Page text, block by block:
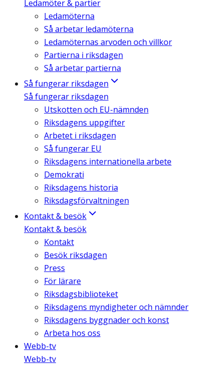
Ledamöter & partier
Ledamöterna
Så arbetar ledamöterna
Ledamöternas arvoden och villkor
Partierna i riksdagen
Så arbetar partierna
Så fungerar riksdagen
Så fungerar riksdagen
Utskotten och EU-nämnden
Riksdagens uppgifter
Arbetet i riksdagen
Så fungerar EU
Riksdagens internationella arbete
Demokrati
Riksdagens historia
Riksdagsförvaltningen
Kontakt & besök
Kontakt & besök
Kontakt
Besök riksdagen
Press
För lärare
Riksdagsbiblioteket
Riksdagens myndigheter och nämnder
Riksdagens byggnader och konst
Arbeta hos oss
Webb-tv
Webb-tv